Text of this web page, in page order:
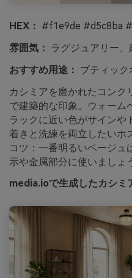
HEX： #f1e9de #d5c8ba
雰囲気：
ラグジュアリー
おすすめ用途： ブティック
カシミアを磨かれたコンク
で建築的な印象。ウォーム
ラックに近い色がサインや
着きと洗練を両立したいホ
コツ：一番明るいベージュ
示や金属部分に使いましょ
media.ioで生成したカシミ